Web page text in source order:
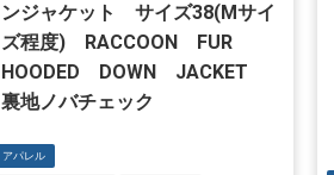
ンジャケット サイズ38(Mサイ
ズ程度) RACCOON FUR
HOODED DOWN JACKET
裏地ノバチェック
アパレル